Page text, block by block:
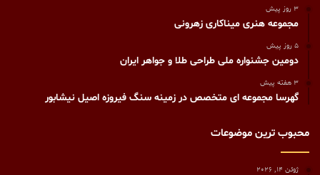
3 روز پیش
مجموعه هنری میناکاری زهرونی
5 روز پیش
دومین جشنواره ملی طراحی طلا و جواهر ایران
3 هفته پیش
گهرسا مجموعه ای متخصص در زمینه سنگ فیروزه اصیل نیشابور
محبوب ترین موضوعات
ژوئن 14, 2026